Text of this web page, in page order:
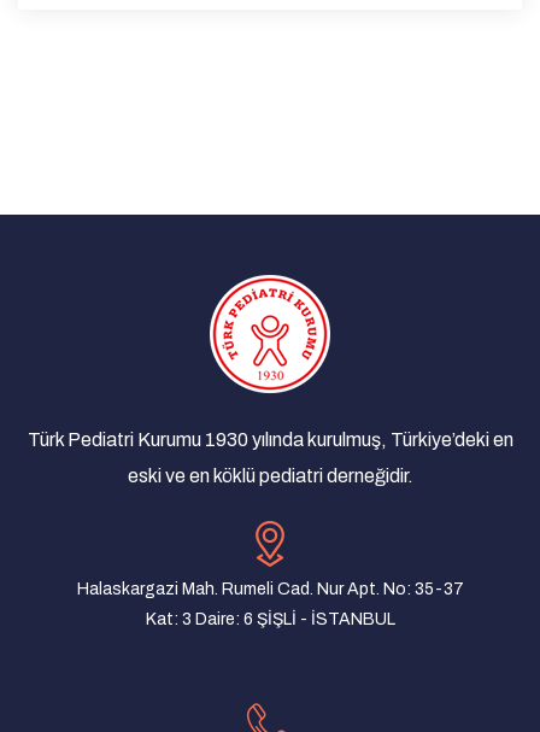
17/11/2019 - Manisa
Türk Pediatri Kurumu Anadolu Toplantıları
21/12/2018 - Antalya
10/12/2018 - Şanlıurfa
Türk Pediatri Kurumu Anadolu Toplantıları
Türk Pediatri Kurumu Anadolu Toplantıları
04/12/2018 - Trabzon
Türk Pediatri Kurumu Anadolu Toplantıları
Türk Pediatri Kurumu 1930 yılında kurulmuş, Türkiye’deki en
eski ve en köklü pediatri derneğidir.
Halaskargazi Mah. Rumeli Cad. Nur Apt. No: 35-37
Kat: 3 Daire: 6 ŞİŞLİ - İSTANBUL